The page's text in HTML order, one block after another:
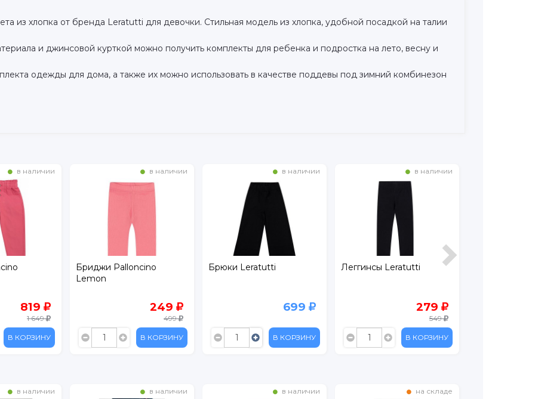
из хлопка от бренда Leratutti для девочки. Стильная модель из хлопка, удобной посадкой на талии
и джинсовой курткой можно получить комплекты для ребенка и подростка на лето, весну и
одежды для дома, а также их можно использовать в качестве поддевы под зимний комбинезон
в наличии
819
1 649
В КОРЗИНУ
в наличии
Бриджи Palloncino
Lemon
249
499
В КОРЗИНУ
в наличии
Брюки Leratutti
699
В КОРЗИНУ
в наличии
Леггинсы Leratutti
279
549
В КОРЗИНУ
в наличии в наличии в наличии на складе